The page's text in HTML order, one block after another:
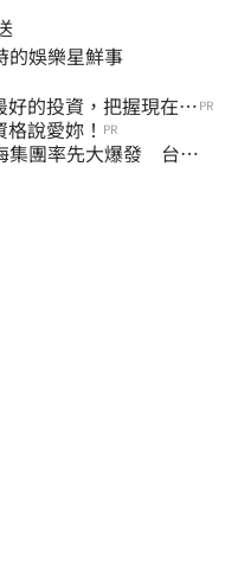
娛樂星鮮事
的投資，把握現在不 PR
說愛妳！ PR
集團率先大爆發 台股